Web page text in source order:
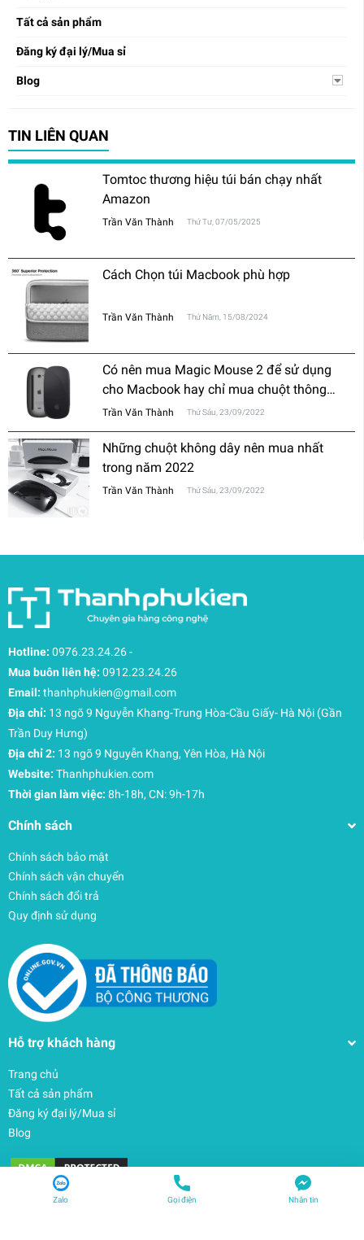
Tất cả sản phẩm
Đăng ký đại lý/Mua sỉ
Blog
TIN LIÊN QUAN
Tomtoc thương hiệu túi bán chạy nhất
Amazon
Trần Văn Thành Thứ Tư, 07/05/2025
Cách Chọn túi Macbook phù hợp
Trần Văn Thành Thứ Năm, 15/08/2024
Có nên mua Magic Mouse 2 để sử dụng
cho Macbook hay chỉ mua chuột thông
thường?
Trần Văn Thành Thứ Sáu, 23/09/2022
Những chuột không dây nên mua nhất
trong năm 2022
Trần Văn Thành Thứ Sáu, 23/09/2022
Hotline: 0976.23.24.26-
Mua buôn liên hệ: 0912.23.24.26
Email: thanhphukien@gmail.com
Địa chỉ: 13 ngõ 9 Nguyễn Khang-Trung Hòa-Cầu Giấy- Hà Nội (Gần
Trần Duy Hưng)
Địa chỉ 2: 13 ngõ 9 Nguyễn Khang, Yên Hòa, Hà Nội
Website: Thanhphukien.com
Thời gian làm việc: 8h-18h, CN: 9h-17h
Chính sách
Chính sách bảo mật
Chính sách vận chuyển
Chính sách đổi trả
Quy định sử dụng
Hỗ trợ khách hàng
Trang chủ
Tất cả sản phẩm
Đăng ký đại lý/Mua sỉ
Blog
Facebook Thanhphukien
Zalo Gọi điện Nhắn tin